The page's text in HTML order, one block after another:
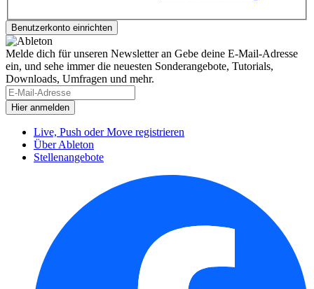
Melde dich für unseren Newsletter an Gebe deine E-Mail-Adresse
ein, und sehe immer die neuesten Sonderangebote, Tutorials,
Downloads, Umfragen und mehr.
Live, Push oder Move registrieren
Über Ableton
Stellenangebote